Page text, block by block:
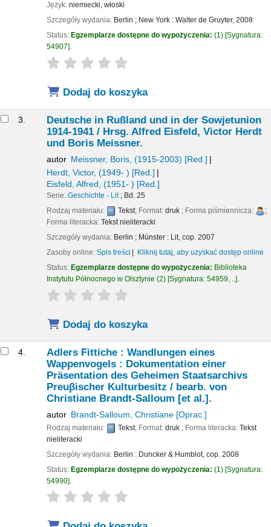
Język: niemiecki, włoski
Szczegóły wydania: Berlin ; New York : Walter de Gruyter, 2008
Status: Egzemplarze dostępne do wypożyczenia: (1) Sygnatura:
54907 .
star rating
Dodaj do koszyka
3.
Deutsche in Rußland und in der Sowjetunion
1914-1941 / Hrsg. Alfred Eisfeld, Victor Herdt
und Boris Meissner.
autor Meissner, Boris, (1915-2003) [Red.]
Herdt, Victor, (1949- ) [Red.]
Eisfeld, Alfred , (1951- ) [Red.]
Serie: Geschichte - Lit; Bd. 25
Rodzaj materiału:
Tekst; Format: druk ; Forma piśmiennicza:
;
Forma literacka: Tekst nieliteracki
Szczegóły wydania: Berlin ; Münster : Lit, cop. 2007
Zasoby online: Spis treści
Kliknij tutaj, aby uzyskać dostęp online
Status: Egzemplarze dostępne do wypożyczenia: Biblioteka
Instytutu Północnego w Olsztynie (2) Sygnatura: 54959, .. .
star rating
Dodaj do koszyka
4.
Adlers Fittiche : Wandlungen eines
Wappenvogels : Dokumentation einer
Präsentation des Geheimen Staatsarchivs
Preuβischer Kulturbesitz / bearb. von
Christiane Brandt-Salloum [et al.].
autor Brandt-Salloum, Christiane[Oprac.]
Rodzaj materiału: Tekst; Format: druk ; Forma literacka: Tekst
nieliteracki
Szczegóły wydania: Berlin : Duncker & Humblot, cop. 2008
Status: Egzemplarze dostępne do wypożyczenia: (1) Sygnatura:
54990 .
star rating